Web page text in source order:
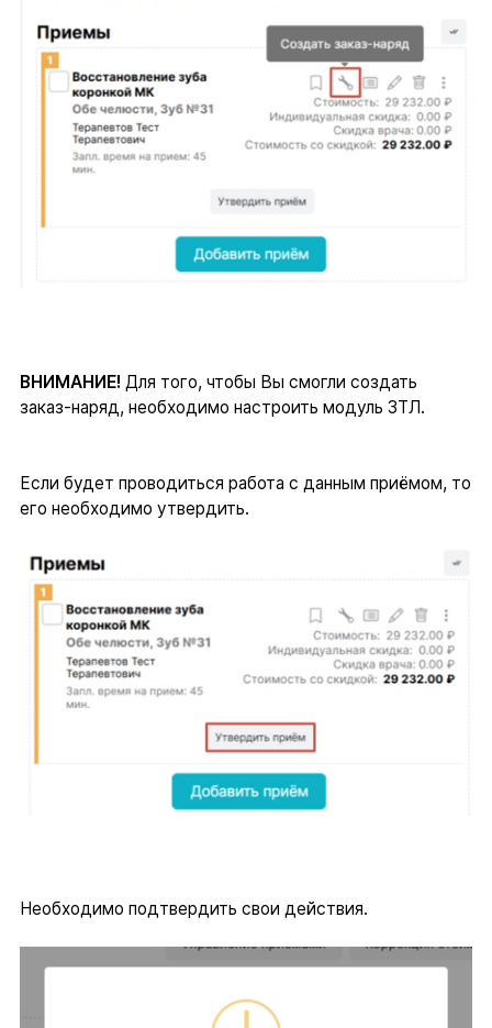
ВНИМАНИЕ! Для того, чтобы Вы смогли создать
заказ-наряд, необходимо настроить модуль ЗТЛ.
Если будет проводиться работа с данным приёмом, то
его необходимо утвердить.
Необходимо подтвердить свои действия.